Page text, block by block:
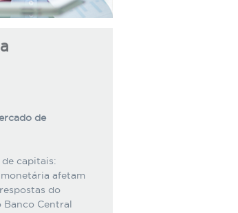
de
capitais:
afetam
do
Banco Central